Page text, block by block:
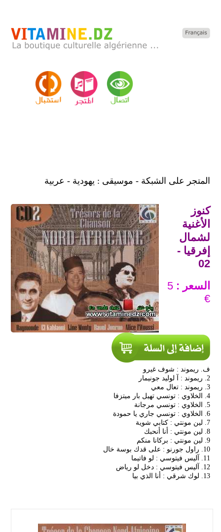
المتجر على الشبكة - موسيقى : يهودية - عربية
كنوز
الأغنية
لشمال
إفرقيا -
02
السعر : 5
€
ف. ريموند : شوف غيرو
2. ريموند : آ لوليد جونيمار
3. ريموند : تعال معي
4. الخلاوي : تونسي تهيل بار ميتزفا
5. الخلاوي : تونسي مرجانة
6. الخلاوي : تونسي جاري يا حمودة
7. لين مونتي : كتابي شوية
8. لين مونتي : أنا أنحبك
9. لين مونتي : بركانا منكم
10. راول جورنو : على قدك بوسة خال
11. آليس فيتوسي : لو فاتيما
12. آليس فيتوسي : دخل لو رياض
13. لوك شرقي : أنا الذي بيا